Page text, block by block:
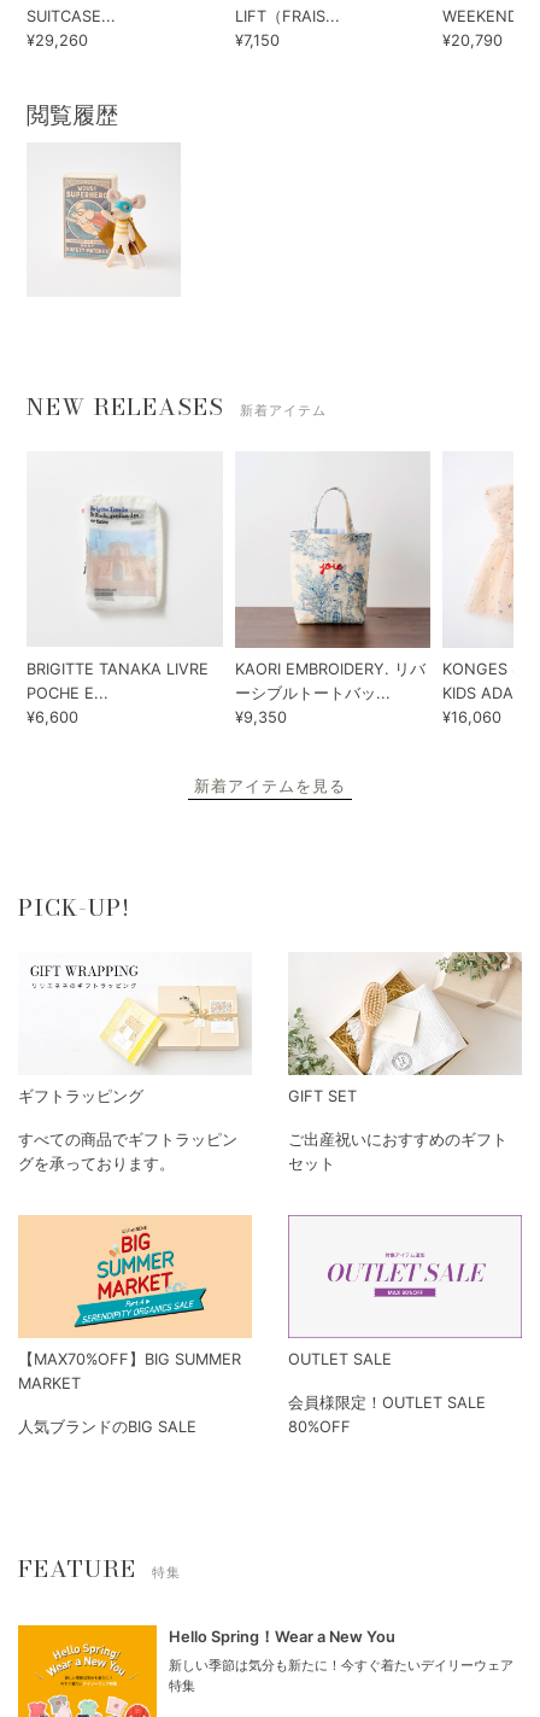
SUITCASE...
¥29,260
LIFT（FRAIS...
¥7,150
WEEKEND
¥20,790
閲覧履歴
NEW RELEASES 新着アイテム
BRIGITTE TANAKA LIVRE
POCHE E...
¥6,600
KAORI EMBROIDERY. リバ
ーシブルトートバッ...
¥9,350
KONGES
KIDS ADA...
¥16,060
新着アイテムを見る
PICK-UP!
ギフトラッピング
すべての商品でギフトラッピン
グを承っております。
GIFT SET
ご出産祝いにおすすめのギフト
セット
【MAX70%OFF】BIG SUMMER
MARKET
人気ブランドのBIG SALE
OUTLET SALE
会員様限定！OUTLET SALE
80%OFF
FEATURE 特集
Hello Spring！Wear a New You
新しい季節は気分も新たに！今すぐ着たいデイリーウェア
特集